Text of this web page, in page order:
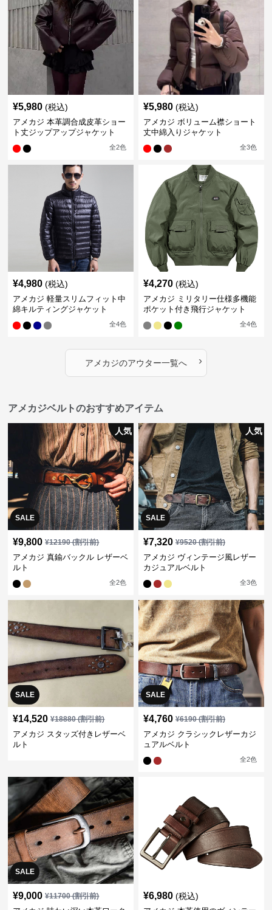
¥5,980 (税込)
アメカジ 本革調合成皮革ショー
ト丈ジップアップジャケット
全2色
¥5,980 (税込)
アメカジ ボリューム襟ショート
丈中綿入りジャケット
全3色
¥4,980 (税込)
アメカジ 軽量スリムフィット中
綿キルティングジャケット
全4色
¥4,270 (税込)
アメカジ ミリタリー仕様多機能
ポケット付き飛行ジャケット
全4色
アメカジのアウター一覧へ ›
アメカジベルトのおすすめアイテム
SALE
人気
¥9,800 ¥12190(割引前)
アメカジ 真鍮バックル レザーベ
ルト
全2色
SALE
人気
¥7,320 ¥9520(割引前)
アメカジ ヴィンテージ風レザー
カジュアルベルト
全3色
SALE
¥14,520 ¥18880(割引前)
アメカジ スタッズ付きレザーベ
ルト
SALE
¥4,760 ¥6190(割引前)
アメカジ クラシックレザーカジ
ュアルベルト
全2色
SALE
¥9,000 ¥11700(割引前) ¥6,980 (税込)